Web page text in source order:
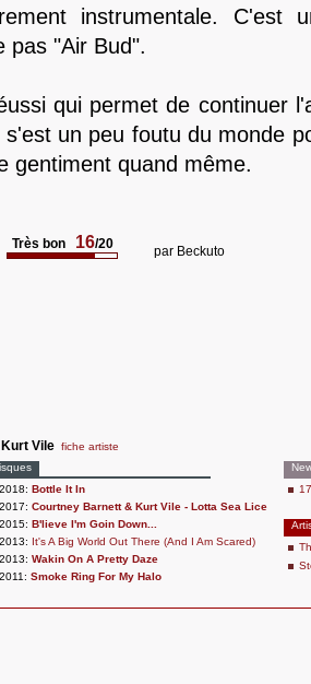
instrumentale. C'est
pas "Air Bud".
qui permet de continuer
s'est un peu foutu du monde
gentiment quand même.
Très bon 16/20 par Beckuto
Kurt Vile fiche artiste
2018: Bottle It In
2017: Courtney Barnett & Kurt Vile - Lotta Sea Lice
2015: B'lieve I'm Goin Down...
2013: It's A Big World Out There (And I Am Scared)
2013: Wakin On A Pretty Daze
2011: Smoke Ring For My Halo